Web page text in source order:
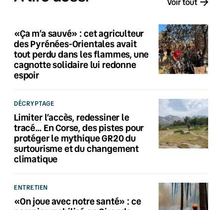
«Ça m’a sauvé» : cet agriculteur
des Pyrénées-Orientales avait
tout perdu dans les flammes, une
cagnotte solidaire lui redonne
espoir
DÉCRYPTAGE
Limiter l’accès, redessiner le
tracé… En Corse, des pistes pour
protéger le mythique GR20 du
surtourisme et du changement
climatique
ENTRETIEN
«On joue avec notre santé» : ce